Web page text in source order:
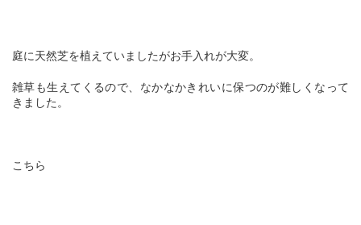
庭に天然芝を植えていましたがお手入れが大変。
雑草も生えてくるので、なかなかきれいに保つのが難しくなって
きました。
こちら